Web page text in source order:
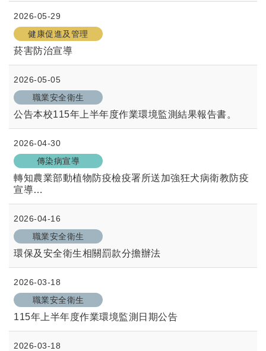
2026-05-29
健康促進及管理
菸害防治宣導
2026-05-05
職業安全衛生
公告本校115年上半年度作業環境監測結果報告書。
2026-04-30
傳染病宣導
轉知農業部動植物防疫檢疫署所送加強狂犬病衛教防疫
宣導
2026-04-16
職業安全衛生
環保及安全衛生相關罰款分擔辦法
2026-03-18
職業安全衛生
115年上半年度作業環境監測日期公告
2026-03-18